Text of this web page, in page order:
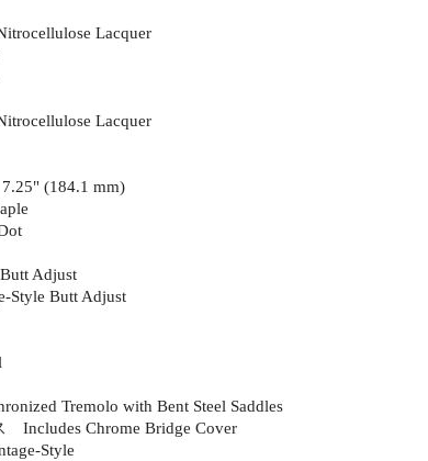
Lacquer
Lacquer
(184.1 mm)
Adjust
Style Butt Adjust
Tremolo with Bent Steel Saddles
Includes Chrome Bridge Cover
Style